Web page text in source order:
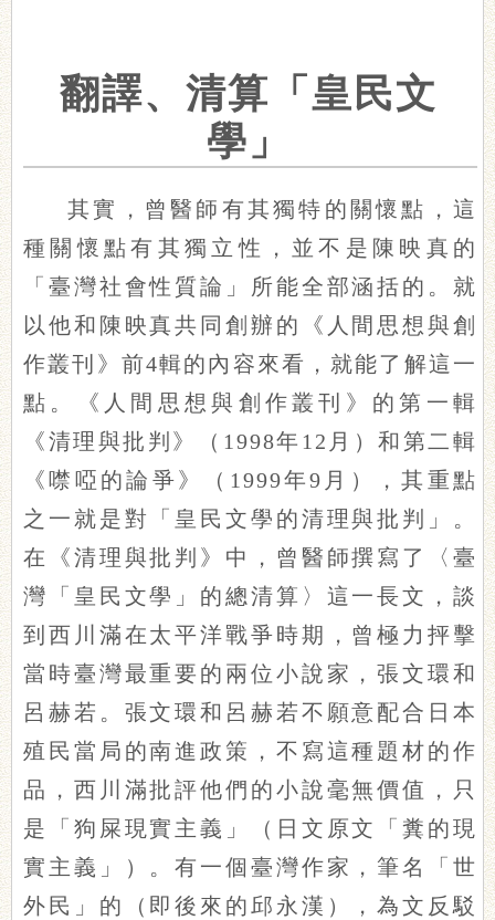
翻譯、清算「皇民文
學」
其實，曾醫師有其獨特的關懷點，這
種關懷點有其獨立性，並不是陳映真的
「臺灣社會性質論」所能全部涵括的。就
以他和陳映真共同創辦的《人間思想與創
作叢刊》前4輯的內容來看，就能了解這一
點。《人間思想與創作叢刊》的第一輯
《清理與批判》（1998年12月）和第二輯
《噤啞的論爭》（1999年9月），其重點
之一就是對「皇民文學的清理與批判」。
在《清理與批判》中，曾醫師撰寫了〈臺
灣「皇民文學」的總清算〉這一長文，談
到西川滿在太平洋戰爭時期，曾極力抨擊
當時臺灣最重要的兩位小說家，張文環和
呂赫若。張文環和呂赫若不願意配合日本
殖民當局的南進政策，不寫這種題材的作
品，西川滿批評他們的小說毫無價值，只
是「狗屎現實主義」（日文原文「糞的現
實主義」）。有一個臺灣作家，筆名「世
外民」的（即後來的邱永漢），為文反駁